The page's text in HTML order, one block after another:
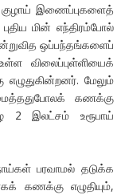
குழாய் இணைப்புகளைத்
மின் எந்திரம்போல்
ஒப்பந்தங்களைப்
விலைப்புள்ளியைக்
மேலும்
கணக்கு
2 இலட்சம் உரூபாய்
பரவாமல் தடுக்க
கணக்கு எழுதியும்,